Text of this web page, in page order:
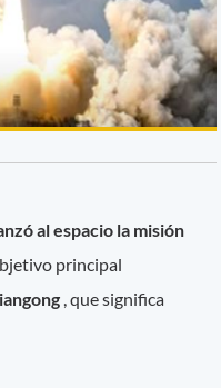
al espacio la misión
principal
, que significa